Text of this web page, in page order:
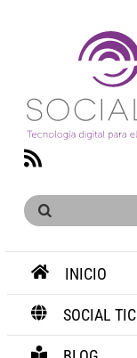
RSS
INICIO
SOCIAL TIC